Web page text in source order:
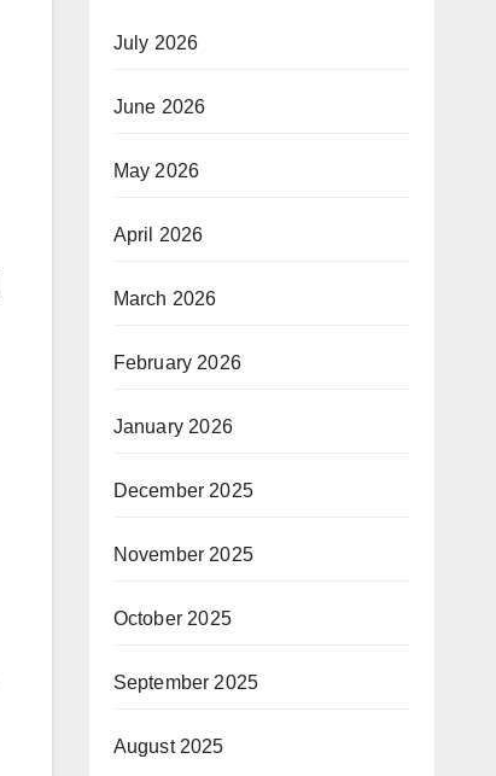
July 2026
June 2026
May 2026
April 2026
March 2026
February 2026
January 2026
December 2025
November 2025
October 2025
September 2025
August 2025